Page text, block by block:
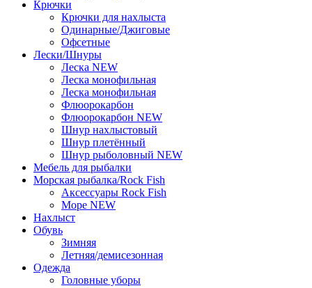
Крючки
Крючки для нахлыста
Одинарные/Джиговые
Офсетные
Лески/Шнуры
Леска NEW
Леска монофильная
Леска монофильная
Флюорокарбон
Флюорокарбон NEW
Шнур нахлыстовый
Шнур плетённый
Шнур рыболовный NEW
Мебель для рыбалки
Морская рыбалка/Rock Fish
Аксессуары Rock Fish
Море NEW
Нахлыст
Обувь
Зимняя
Летняя/демисезонная
Одежда
Головные уборы